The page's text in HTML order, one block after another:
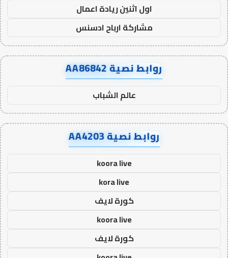
اول اثنين ريادة اعمال
مشاركة ارباح ادسنس
روابط نصية AA86842
عالم الشباب
روابط نصية AA4203
koora live
kora live
كورة لايف
koora live
كورة لايف